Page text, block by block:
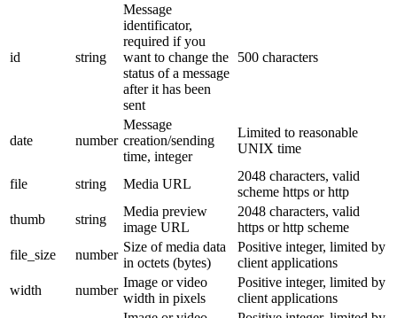
id string
Message
identificator,
required if you
want to change the
status of a message
after it has been
sent
500 characters
date number
Message
creation/sending
time, integer
Limited to reasonable
UNIX time
file string Media URL
2048 characters, valid
scheme https or http
thumb
string
Media preview
image URL
2048 characters, valid
https or http scheme
file_size
number
Size of media data
in octets (bytes)
Positive integer, limited by
client applications
width
number
Image or video
width in pixels
Positive integer, limited by
client applications